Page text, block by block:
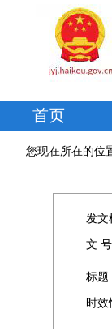
首页
您现在所在的位
发文
文 号
标题
时效